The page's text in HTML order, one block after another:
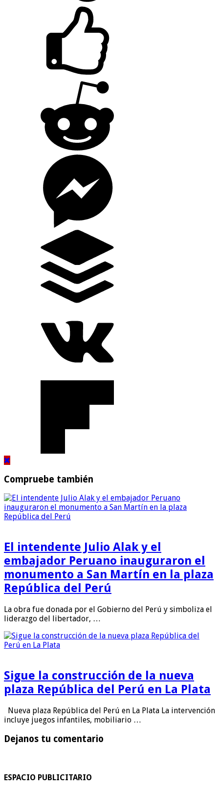
Compruebe también
El intendente Julio Alak y el
embajador Peruano inauguraron el
monumento a San Martín en la plaza
República del Perú
La obra fue donada por el Gobierno del Perú y simboliza el
liderazgo del libertador, …
Sigue la construcción de la nueva
plaza República del Perú en La Plata
Nueva plaza República del Perú en La Plata La intervención
incluye juegos infantiles, mobiliario …
Dejanos tu comentario
ESPACIO PUBLICITARIO